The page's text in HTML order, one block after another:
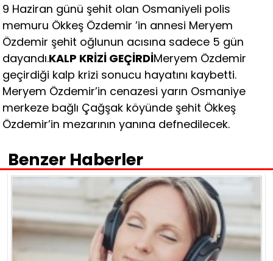
9 Haziran günü şehit olan Osmaniyeli polis
memuru Ökkeş Özdemir ’in annesi Meryem
Özdemir şehit oğlunun acısına sadece 5 gün
dayandı.KALP KRİZİ GEÇİRDİMeryem Özdemir
geçirdiği kalp krizi sonucu hayatını kaybetti.
Meryem Özdemir’in cenazesi yarın Osmaniye
merkeze bağlı Çağşak köyünde şehit Ökkeş
Özdemir’in mezarının yanına defnedilecek.
Benzer Haberler